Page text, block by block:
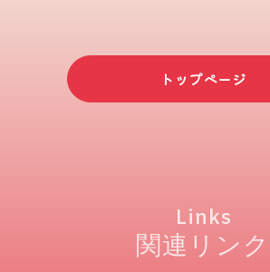
トップページ
Links
関連リンク